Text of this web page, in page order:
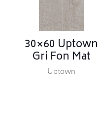
30×60 Uptown
Gri Fon Mat
Uptown